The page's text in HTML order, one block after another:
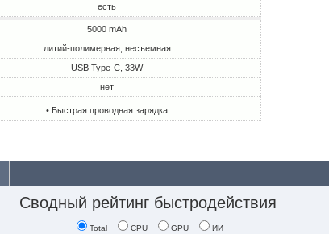
есть
5000 mAh
литий-полимерная, несъемная
USB Type-C, 33W
нет
• Быстрая проводная зарядка
Сводный рейтинг быстродействия
Total CPU GPU ИИ